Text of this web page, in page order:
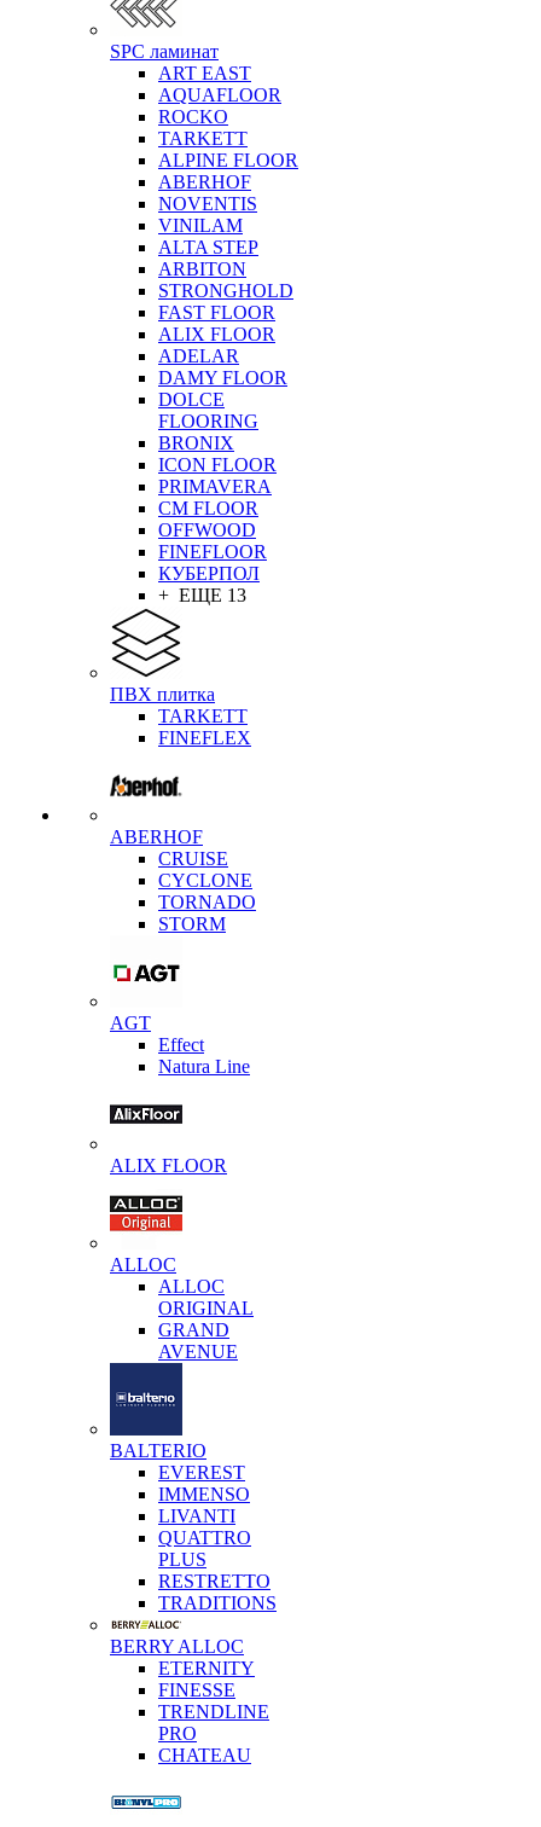
SPC ламинат
ART EAST
AQUAFLOOR
ROCKO
TARKETT
ALPINE FLOOR
ABERHOF
NOVENTIS
VINILAM
ALTA STEP
ARBITON
STRONGHOLD
FAST FLOOR
ALIX FLOOR
ADELAR
DAMY FLOOR
DOLCE
FLOORING
BRONIX
ICON FLOOR
PRIMAVERA
CM FLOOR
OFFWOOD
FINEFLOOR
КУБЕРПОЛ
+ ЕЩЕ 13
ПВХ плитка
TARKETT
FINEFLEX
ABERHOF
CRUISE
CYCLONE
TORNADO
STORM
AGT
Effect
Natura Line
ALIX FLOOR
ALLOC
ALLOC
ORIGINAL
GRAND
AVENUE
BALTERIO
EVEREST
IMMENSO
LIVANTI
QUATTRO
PLUS
RESTRETTO
TRADITIONS
BERRY ALLOC
ETERNITY
FINESSE
TRENDLINE
PRO
CHATEAU